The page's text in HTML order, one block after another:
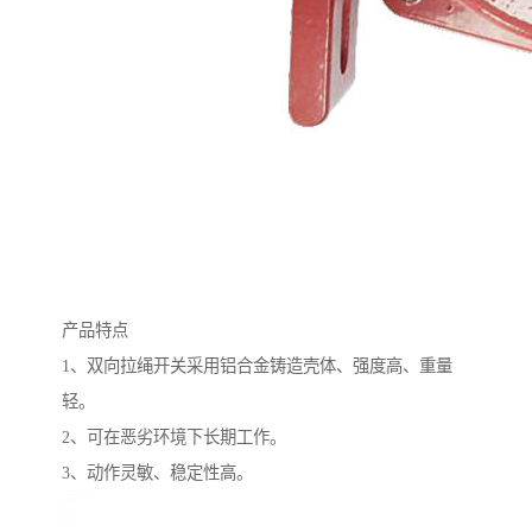
产品特点
1、双向拉绳开关采用铝合金铸造壳体、强度高、重量
轻。
2、可在恶劣环境下长期工作。
3、动作灵敏、稳定性高。